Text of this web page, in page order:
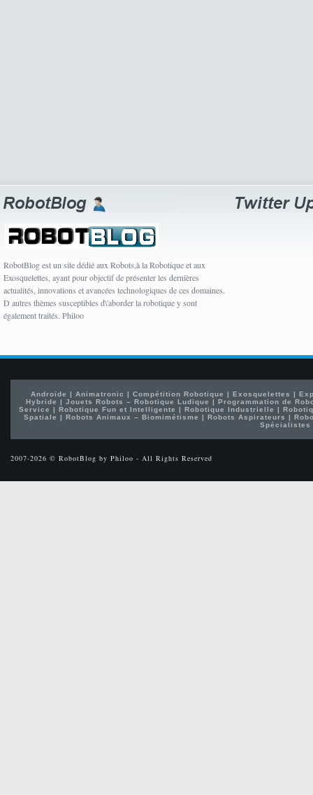
RobotBlog est un site dédié aux Robots,à la Robotique et aux
Exosquelettes, ayant pour objectif de présenter les dernières
actualités, innovations et avancées technologiques de ces domaines.
D autres thèmes susceptibles d\'aborder la robotique y sont
également traités. Philoo
Androïde | Animatronic | Compétition Robotique | Exosquelettes |
Hybride |Jouets Robots – Robotique Ludique |Programmation de
Service | Robotique Fun et Intelligente | Robotique Industrielle |
Spatiale | Robots Animaux – Biomimétisme | Robots Aspirateurs |
Spécialistes
2007-2026 © RobotBlog by Philoo - All Rights Reserved